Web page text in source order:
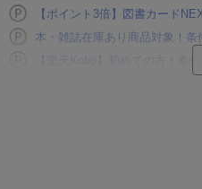
【ポイント3倍】図書カード
本・雑誌在庫あり商品対象！
【楽天Kobo】初めての方！条